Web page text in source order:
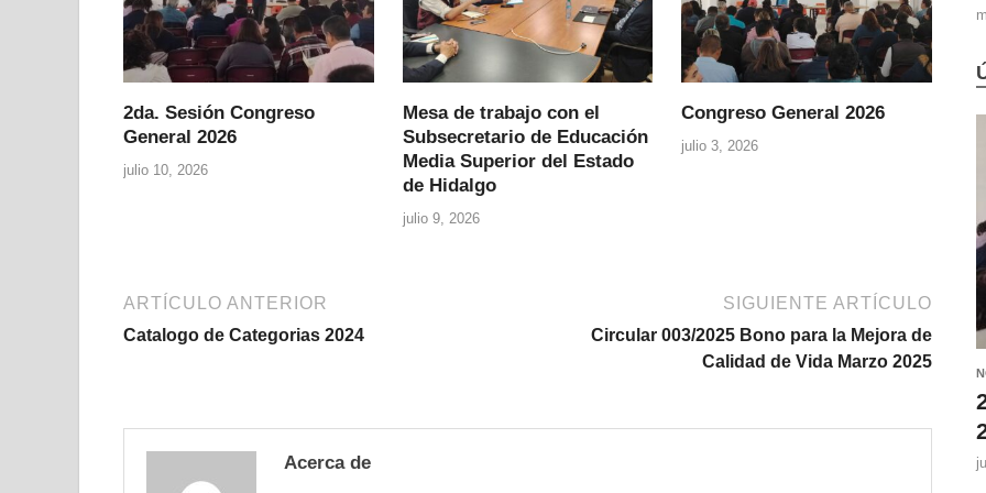
2da. Sesión Congreso
General 2026
julio 10, 2026
Mesa de trabajo con el
Subsecretario de Educación
Media Superior del Estado
de Hidalgo
julio 9, 2026
Congreso General 2026
julio 3, 2026
ARTÍCULO ANTERIOR
Catalogo de Categorias 2024
SIGUIENTE ARTÍCULO
Circular 003/2025 Bono para la Mejora de
Calidad de Vida Marzo 2025
Acerca de